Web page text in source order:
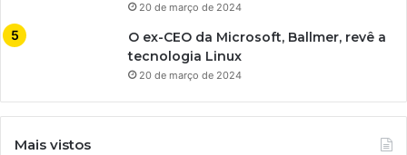
20 de março de 2024
O ex-CEO da Microsoft, Ballmer, revê a
tecnologia Linux
20 de março de 2024
Mais vistos